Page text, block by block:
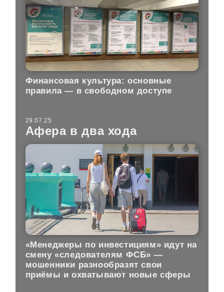
Финансовая культура: основные
правила — в свободном доступе
29.07.25
Афера в два хода
«Менеджеры по инвестициям» идут на
смену «следователям ФСБ» —
мошенники разнообразят свои
приёмы и охватывают новые сферы